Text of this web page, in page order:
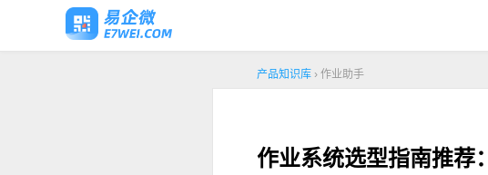
产品知识库 › 作业助手
作业系统选型指南推荐